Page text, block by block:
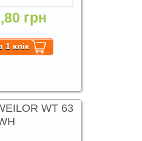
грн
WT 63